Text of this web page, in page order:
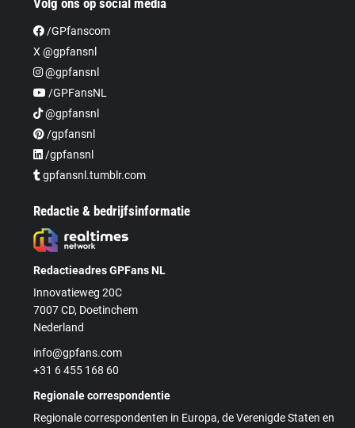
/GPfanscom
X @gpfansnl
@gpfansnl
/GPFansNL
@gpfansnl
/gpfansnl
/gpfansnl
gpfansnl.tumblr.com
Redactie & bedrijfsinformatie
Redactieadres GPFans NL
Innovatieweg 20C
7007 CD, Doetinchem
Nederland
info@gpfans.com
+31 6 455 168 60
Regionale correspondentie
Regionale correspondenten in Europa, de Verenigde Staten en